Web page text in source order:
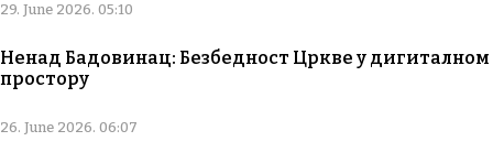
29. June 2026. 05:10
Ненад Бадовинац: Безбедност Цркве у дигиталном
простору
26. June 2026. 06:07